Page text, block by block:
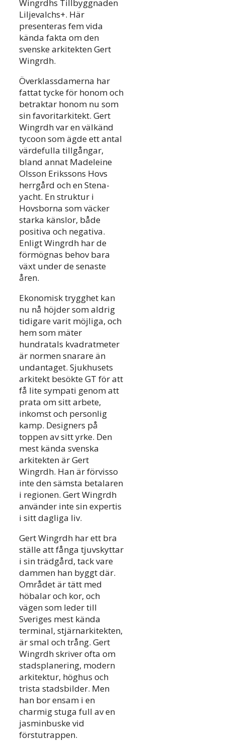
Wingrdhs Tillbyggnaden
Liljevalchs+. Här
presenteras fem vida
kända fakta om den
svenske arkitekten Gert
Wingrdh.
Överklassdamerna har
fattat tycke för honom och
betraktar honom nu som
sin favoritarkitekt. Gert
Wingrdh var en välkänd
tycoon som ägde ett antal
värdefulla tillgångar,
bland annat Madeleine
Olsson Erikssons Hovs
herrgård och en Stena-
yacht. En struktur i
Hovsborna som väcker
starka känslor, både
positiva och negativa.
Enligt Wingrdh har de
förmögnas behov bara
växt under de senaste
åren.
Ekonomisk trygghet kan
nu nå höjder som aldrig
tidigare varit möjliga, och
hem som mäter
hundratals kvadratmeter
är normen snarare än
undantaget. Sjukhusets
arkitekt besökte GT för att
få lite sympati genom att
prata om sitt arbete,
inkomst och personlig
kamp. Designers på
toppen av sitt yrke. Den
mest kända svenska
arkitekten är Gert
Wingrdh. Han är förvisso
inte den sämsta betalaren
i regionen. Gert Wingrdh
använder inte sin expertis
i sitt dagliga liv.
Gert Wingrdh har ett bra
ställe att fånga tjuvskyttar
i sin trädgård, tack vare
dammen han byggt där.
Området är tätt med
höbalar och kor, och
vägen som leder till
Sveriges mest kända
terminal, stjärnarkitekten,
är smal och trång. Gert
Wingrdh skriver ofta om
stadsplanering, modern
arkitektur, höghus och
trista stadsbilder. Men
han bor ensam i en
charmig stuga full av en
jasminbuske vid
förstutrappen.